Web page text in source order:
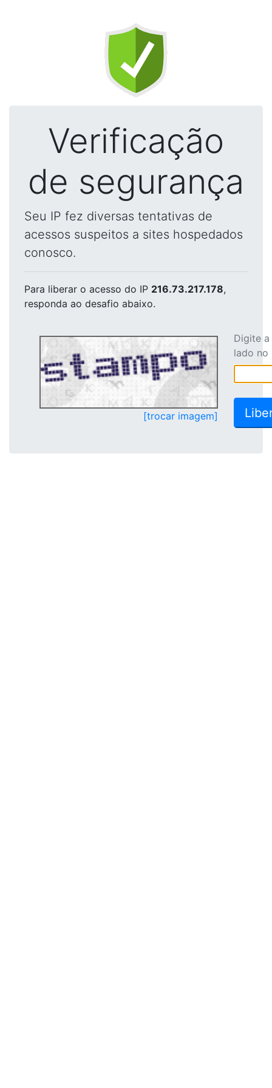
Verificação
de segurança
Seu IP fez diversas tentativas de
acessos suspeitos a sites hospedados
conosco.
Para liberar o acesso do IP 216.73.217.178,
responda ao desafio abaixo.
[trocar imagem]
Digite
lado no